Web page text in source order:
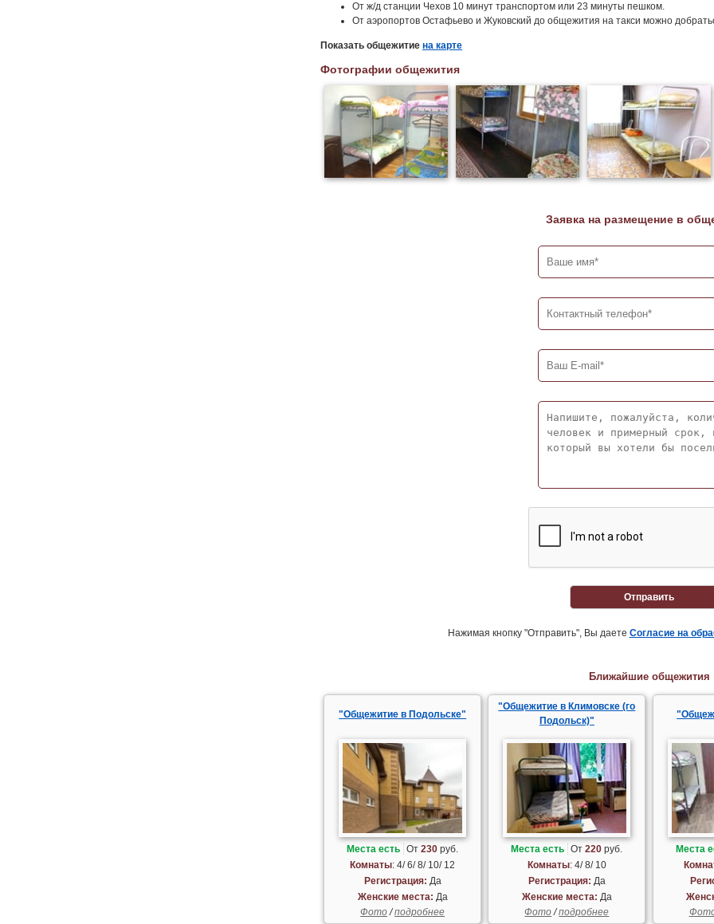
От ж/д станции Чехов 10 минут транспортом или 23 минуты пешком.
От аэропортов Остафьево и Жуковский до общежития на такси можно
Показать общежитие на карте
Фотографии общежития
Заявка на размещение в
Отправить
Нажимая кнопку "Отправить", Вы даете Согласие на
Ближайшие общежития
"Общежитие в Подольске"
Места есть От230 руб.
Комнаты: 4/ 6/ 8/ 10/ 12
Регистрация: Да
Женские места: Да
Фото /подробнее
"Общежитие в Климовске (го
Подольск)"
Места есть От220 руб.
Комнаты: 4/ 8/ 10
Регистрация: Да
Женские места: Да
Фото /подробнее
Места